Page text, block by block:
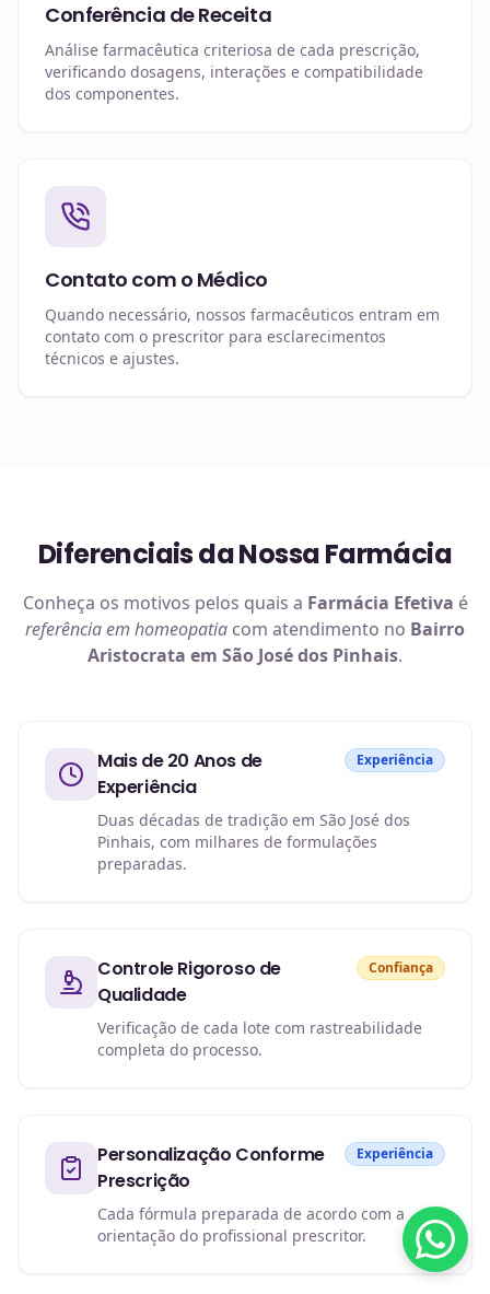
Conferência de Receita
Análise farmacêutica criteriosa de cada prescrição,
verificando dosagens, interações e compatibilidade
dos componentes.
Contato com o Médico
Quando necessário, nossos farmacêuticos entram em
contato com o prescritor para esclarecimentos
técnicos e ajustes.
Diferenciais da Nossa Farmácia
Conheça os motivos pelos quais a Farmácia Efetiva é
referência em homeopatia com atendimento no Bairro
Aristocrata em São José dos Pinhais.
Mais de 20 Anos de
Experiência
Experiência
Duas décadas de tradição em São José dos
Pinhais, com milhares de formulações
preparadas.
Controle Rigoroso de
Qualidade
Confiança
Verificação de cada lote com rastreabilidade
completa do processo.
Personalização Conforme
Prescrição
Experiência
Cada fórmula preparada de acordo com a
orientação do profissional prescritor.